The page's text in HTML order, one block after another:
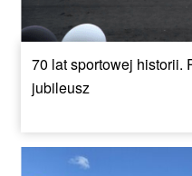
70 lat sportowej historii.
jubileusz